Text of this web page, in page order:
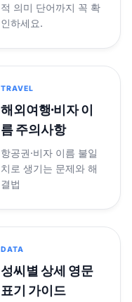
적 의미 단어까지 꼭 확
인하세요.
TRAVEL
해외여행·비자 이
름 주의사항
항공권·비자 이름 불일
치로 생기는 문제와 해
결법
DATA
성씨별 상세 영문
표기 가이드